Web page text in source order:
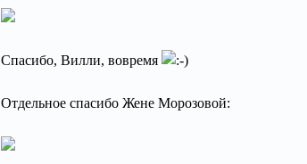
Спасибо, Вилли, вовремя
Отдельное спасибо Жене Морозовой: